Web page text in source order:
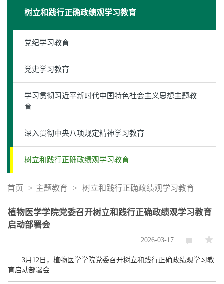
树立和践行正确政绩观学习教育
党纪学习教育
党史学习教育
学习贯彻习近平新时代中国特色社会主义思想主题教
育
深入贯彻中央八项规定精神学习教育
树立和践行正确政绩观学习教育
首页 > 主题教育 > 树立和践行正确政绩观学习教育
植物医学学院党委召开树立和践行正确政绩观学习教育
启动部署会
2026-03-17
3月12日，植物医学学院党委召开树立和践行正确政绩观学习教
育启动部署会